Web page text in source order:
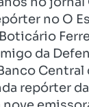
no O
da
Central
repórter